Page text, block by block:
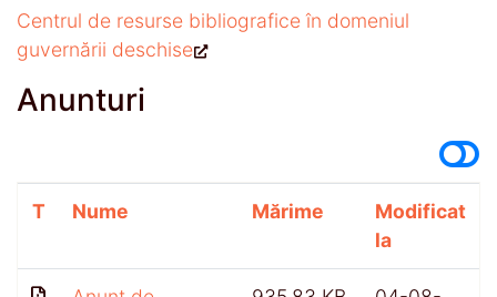
Centrul de resurse bibliografice în domeniul
guvernării deschise
Anunturi
T Nume Mărime
Modificat
la